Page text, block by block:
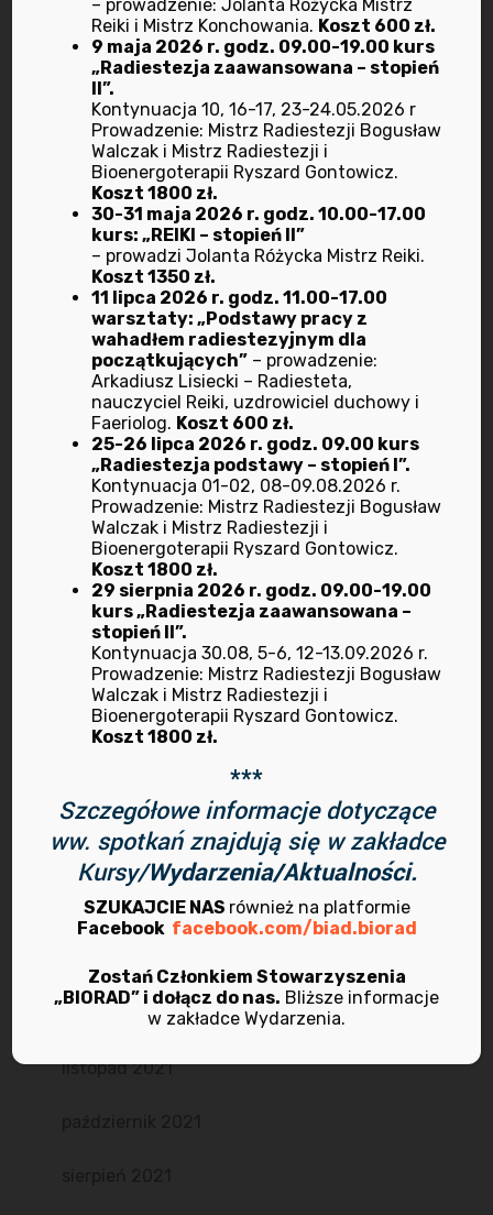
luty 2024
wrzesień 2023
lipiec 2023
maj 2023
marzec 2023
luty 2023
styczeń 2023
grudzień 2022
listopad 2022
październik 2022
wrzesień 2022
lipiec 2022
czerwiec 2022
maj 2022
kwiecień 2022
marzec 2022
luty 2022
grudzień 2021
listopad 2021
– prowadzenie: Jolanta Różycka Mistrz
Reiki i Mistrz Konchowania. Koszt 600 zł.
9 maja 2026 r. godz. 09.00-19.00 kurs
„Radiestezja zaawansowana – stopień
II”.
Kontynuacja 10, 16-17, 23-24.05.2026 r
Prowadzenie: Mistrz Radiestezji Bogusław
Walczak i Mistrz Radiestezji i
Bioenergoterapii Ryszard Gontowicz.
Koszt 1800 zł.
30-31 maja 2026 r. godz. 10.00-17.00
kurs: „REIKI – stopień II”
– prowadzi Jolanta Różycka Mistrz Reiki.
Koszt 1350 zł.
11 lipca 2026 r. godz. 11.00-17.00
warsztaty: „Podstawy pracy z
wahadłem radiestezyjnym dla
początkujących” – prowadzenie:
Arkadiusz Lisiecki – Radiesteta,
nauczyciel Reiki, uzdrowiciel duchowy i
Faeriolog. Koszt 600 zł.
25-26 lipca 2026 r. godz. 09.00 kurs
„Radiestezja podstawy – stopień I”.
Kontynuacja 01-02, 08-09.08.2026 r.
Prowadzenie: Mistrz Radiestezji Bogusław
Walczak i Mistrz Radiestezji i
Bioenergoterapii Ryszard Gontowicz.
Koszt 1800 zł.
29 sierpnia 2026 r. godz. 09.00-19.00
kurs „Radiestezja zaawansowana –
stopień II”.
Kontynuacja 30.08, 5-6, 12-13.09.2026 r.
Prowadzenie: Mistrz Radiestezji Bogusław
Walczak i Mistrz Radiestezji i
Bioenergoterapii Ryszard Gontowicz.
Koszt 1800 zł.
***
Szczegółowe informacje dotyczące
ww. spotkań znajdują się w zakładce
Kursy/Wydarzenia/Aktualności.
SZUKAJCIE NAS również na platformie
Facebook facebook.com/biad.biorad
Zostań Członkiem Stowarzyszenia
„BIORAD” i dołącz do nas. Bliższe informacje
w zakładce Wydarzenia.